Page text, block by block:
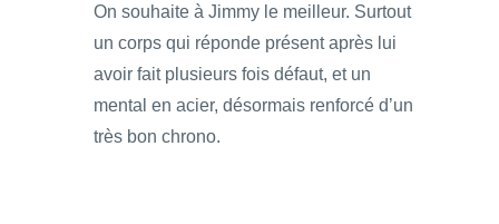
On souhaite à Jimmy le meilleur. Surtout
un corps qui réponde présent après lui
avoir fait plusieurs fois défaut, et un
mental en acier, désormais renforcé d’un
très bon chrono.